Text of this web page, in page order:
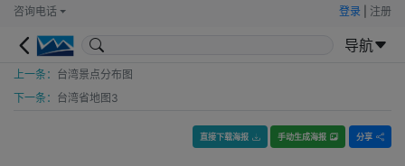
咨询电话 登录 注册
导航
上一条： 台湾景点分布图
下一条： 台湾省地图3
直接下载海报 手动生成海报 分享